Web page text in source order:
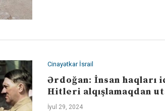
Cinayətkar İsrail
Ərdoğan: İnsan haqları
Hitleri alqışlamaqdan
İyul 29, 2024